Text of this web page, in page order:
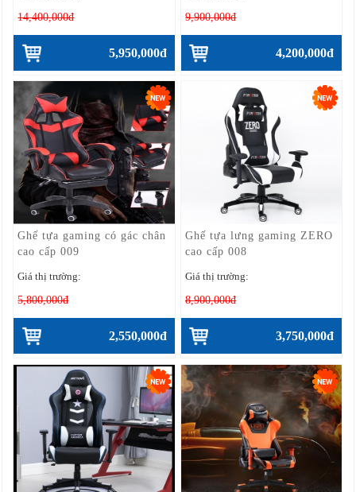
14,400,000đ
5,950,000đ
9,900,000đ
4,200,000đ
Ghế tựa gaming có gác chân
cao cấp 009
Giá thị trường:
5,800,000đ
2,550,000đ
Ghế tựa lưng gaming ZERO
cao cấp 008
Giá thị trường:
8,900,000đ
3,750,000đ